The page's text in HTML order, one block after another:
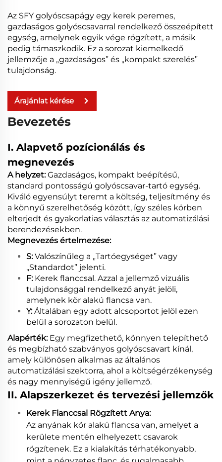
Az SFY golyóscsapágy egy kerek peremes,
gazdaságos golyóscsavarral rendelkező összeépített
egység, amelynek egyik vége rögzített, a másik
pedig támaszkodik. Ez a sorozat kiemelkedő
jellemzője a „gazdaságos” és „kompakt szerelés”
tulajdonság.
Árajánlat kérése
Bevezetés
I. Alapvető pozícionálás és
megnevezés
A helyzet:Gazdaságos, kompakt beépítésű,
standard pontosságú golyóscsavar-tartó egység.
Kiváló egyensúlyt teremt a költség, teljesítmény és
a könnyű szerelhetőség között, így széles körben
elterjedt és gyakorlatias választás az automatizálási
berendezésekben.
Megnevezés értelmezése:
S:Valószínűleg a „Tartóegységet” vagy
„Standardot” jelenti.
F: Kerek flanccsal. Azzal a jellemző vizuális
tulajdonsággal rendelkező anyát jelöli,
amelynek kör alakú flancsa van.
Y:Általában egy adott alcsoportot jelöl ezen
belül a sorozaton belül.
Alapérték: Egy megfizethető, könnyen telepíthető
és megbízható szabványos golyóscsavart kínál,
amely különösen alkalmas az általános
automatizálási szektorra, ahol a költségérzékenység
és nagy mennyiségű igény jellemző.
II. Alapszerkezet és tervezési jellemzők
Kerek Flanccsal Rögzített Anya:
Az anyának kör alakú flancsa van, amelyet a
kerülete mentén elhelyezett csavarok
rögzítenek. Ez a kialakítás térhatékonyabb,